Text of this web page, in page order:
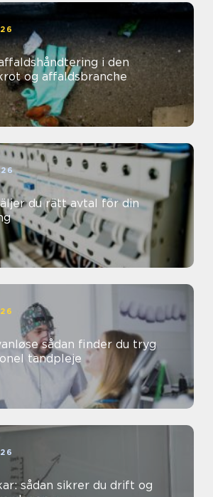
i den
og affaldsbranche
finder du tryg
tandpleje
sådan sikrer du drift og